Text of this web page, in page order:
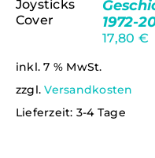
/
1972-
17,80 €
inkl. 7 % MwSt.
zzgl.Versandkosten
Lieferzeit: 3-4 Tage